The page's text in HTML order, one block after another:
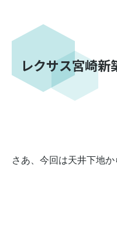
レクサス宮崎新
さあ、今回は天井下地か